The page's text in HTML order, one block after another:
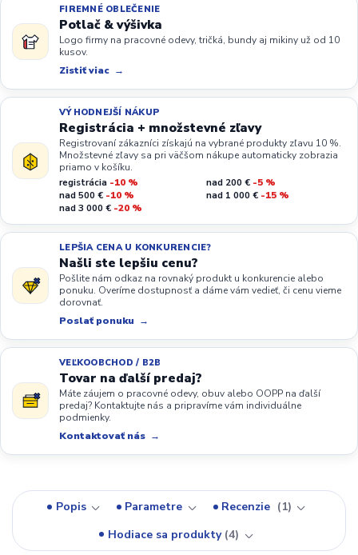
FIREMNÉ OBLEČENIE
Potlač & výšivka
Logo firmy na pracovné odevy, tričká, bundy aj mikiny už od 10
kusov.
Zistiť viac
VÝHODNEJŠÍ NÁKUP
Registrácia + množstevné zľavy
Registrovaní zákazníci získajú na vybrané produkty zľavu 10 %.
Množstevné zľavy sa pri väčšom nákupe automaticky zobrazia
priamo v košíku.
registrácia -10 % nad 200 € -5 %
nad 500 € -10 % nad 1 000 € -15 %
nad 3 000 € -20 %
LEPŠIA CENA U KONKURENCIE?
Našli ste lepšiu cenu?
Pošlite nám odkaz na rovnaký produkt u konkurencie alebo
ponuku. Overíme dostupnosť a dáme vám vedieť, či cenu vieme
dorovnať.
Poslať ponuku
VEĽKOOBCHOD / B2B
Tovar na ďalší predaj?
Máte záujem o pracovné odevy, obuv alebo OOPP na ďalší
predaj? Kontaktujte nás a pripravíme vám individuálne
podmienky.
Kontaktovať nás
Popis Parametre Recenzie
1
Hodiace sa produkty 4